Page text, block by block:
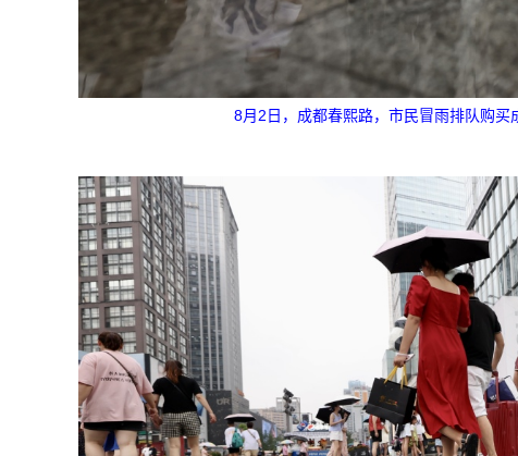
8月2日，成都春熙路，市民冒雨排队购